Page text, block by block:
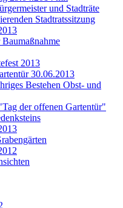
und Stadträte
Stadtratssitzung
2013
30.06.2013
Bestehen Obst- und
der offenen Gartentür"